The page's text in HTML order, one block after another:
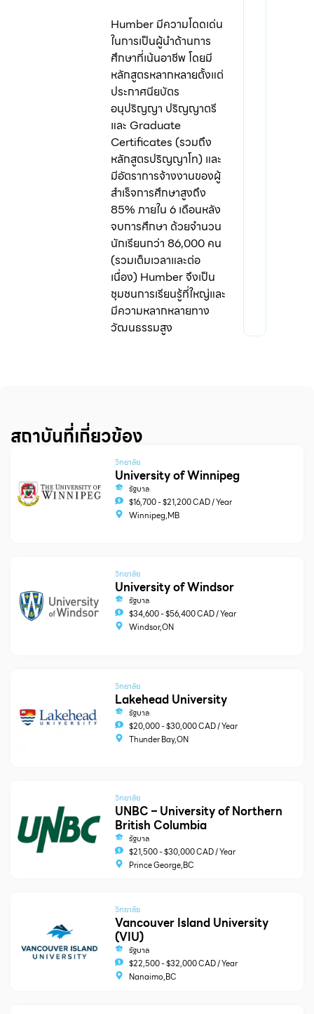
Humber มีความโดดเด่น
ในการเป็นผู้นำด้านการ
ศึกษาที่เน้นอาชีพ โดยมี
หลักสูตรหลากหลายตั้งแต่
ประกาศนียบัตร
อนุปริญญา ปริญญาตรี
และ Graduate
Certificates (รวมถึง
หลักสูตรปริญญาโท) และ
มีอัตราการจ้างงานของผู้
สำเร็จการศึกษาสูงถึง
85% ภายใน 6 เดือนหลัง
จบการศึกษา ด้วยจำนวน
นักเรียนกว่า 86,000 คน
(รวมเต็มเวลาและต่อ
เนื่อง) Humber จึงเป็น
ชุมชนการเรียนรู้ที่ใหญ่และ
มีความหลากหลายทาง
วัฒนธรรมสูง
สถาบันที่เกี่ยวข้อง
วิทยาลัย
University of Winnipeg
รัฐบาล
$16,700 - $21,200 CAD / Year
Winnipeg,MB
วิทยาลัย
University of Windsor
รัฐบาล
$34,600 - $56,400 CAD / Year
Windsor,ON
วิทยาลัย
Lakehead University
รัฐบาล
$20,000 - $30,000 CAD / Year
Thunder Bay,ON
วิทยาลัย
UNBC – University of Northern
British Columbia
รัฐบาล
$21,500 - $30,000 CAD / Year
Prince George,BC
วิทยาลัย
Vancouver Island University
(VIU)
รัฐบาล
$22,500 - $32,000 CAD / Year
Nanaimo,BC